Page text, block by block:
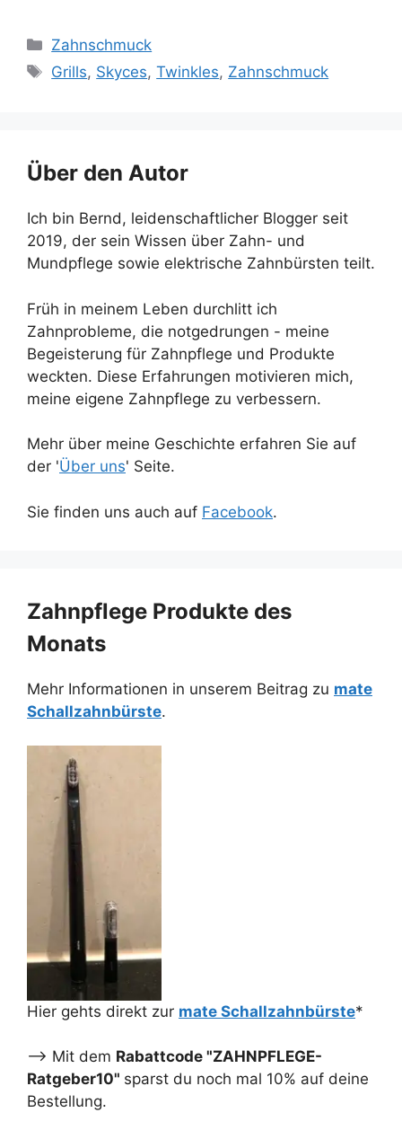
Kategorien
Zahnschmuck
Schlagwörter
Grills, Skyces,Twinkles, Zahnschmuck
Über den Autor
Ich bin Bernd, leidenschaftlicher Blogger seit
2019, der sein Wissen über Zahn- und
Mundpflege sowie elektrische Zahnbürsten teilt.
Früh in meinem Leben durchlitt ich
Zahnprobleme, die notgedrungen - meine
Begeisterung für Zahnpflege und Produkte
weckten. Diese Erfahrungen motivieren mich,
meine eigene Zahnpflege zu verbessern.
Mehr über meine Geschichte erfahren Sie auf
der 'Über uns' Seite.
Sie finden uns auch auf Facebook.
Zahnpflege Produkte des
Monats
Mehr Informationen in unserem Beitrag zu mate
Schallzahnbürste.
Hier gehts direkt zur mate Schallzahnbürste*
--> Mit dem Rabattcode "ZAHNPFLEGE-
Ratgeber10" sparst du noch mal 10% auf deine
Bestellung.